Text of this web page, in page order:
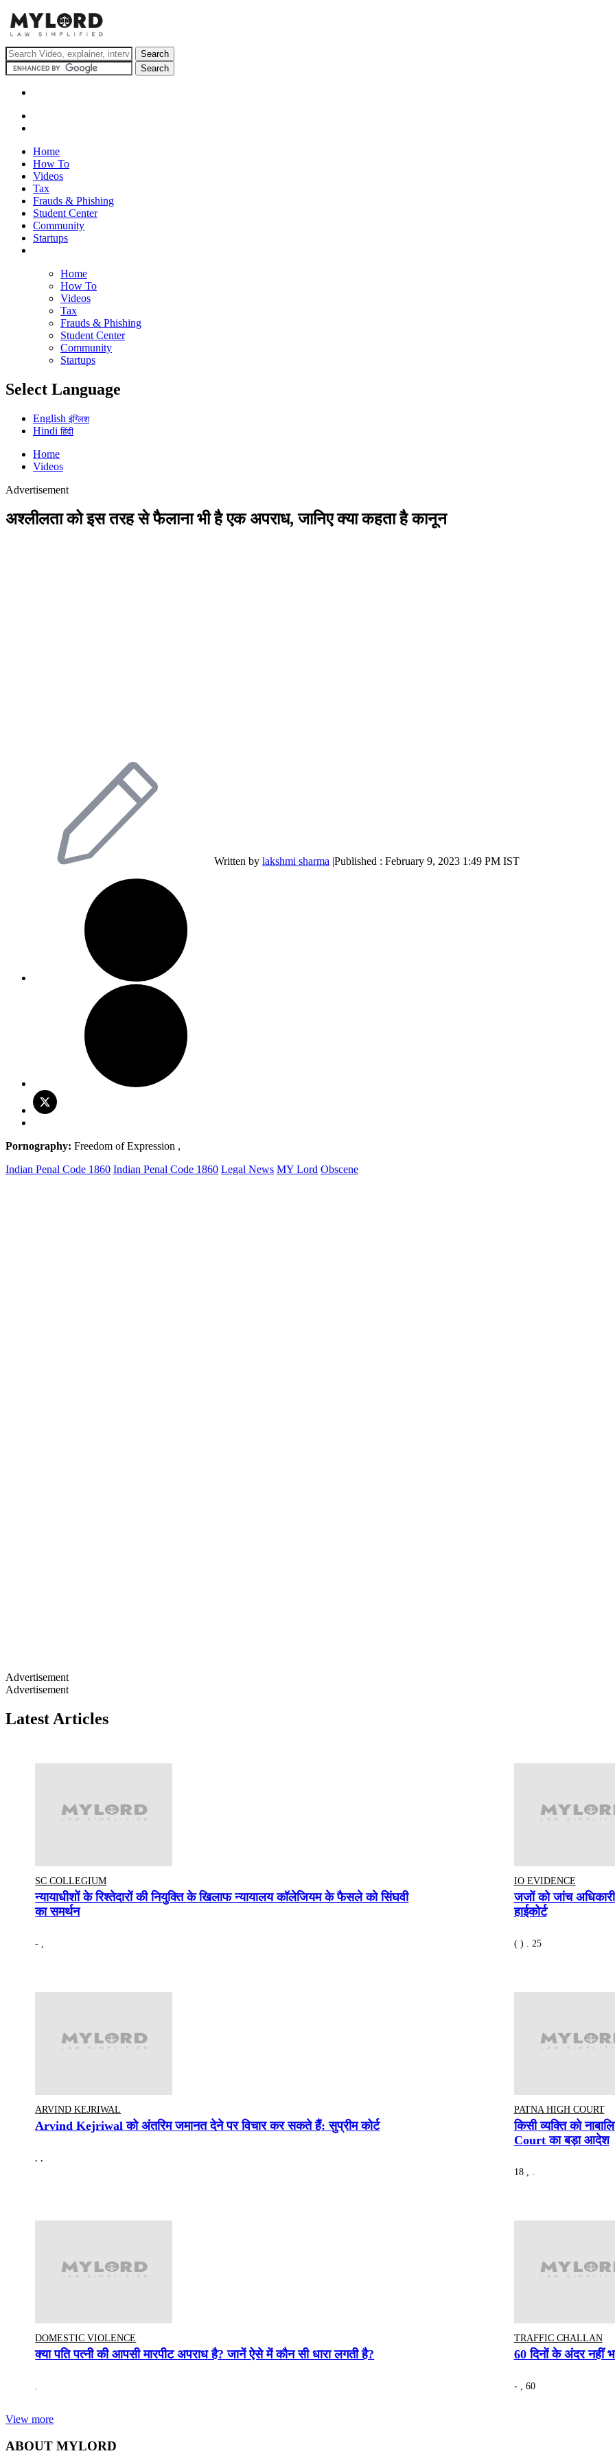
Home
How To
Videos
Tax
Frauds & Phishing
Student Center
Community
Startups
Home
How To
Videos
Tax
Frauds & Phishing
Student Center
Community
Startups
Select Language
Englishइंग्लिश
Hindiहिंदी
Home
Videos
Advertisement
अश्लीलता को इस तरह से फैलाना भी है एक अपराध, जानिए क्या कहता है कानून
Written by lakshmi sharma |Published : February 9, 2023 1:49 PM IST
Pornography: Freedom of Expression ,
Indian Penal Code 1860 Indian Penal Code 1860 Legal News MY Lord Obscene
Advertisement
Advertisement
Latest Articles
SC COLLEGIUM
न्यायाधीशों के रिश्तेदारों की नियुक्ति के खिलाफ न्यायालय कॉलेजियम के फैसले को सिंघवी
का समर्थन
- ,
IO EVIDENCE
जजों को जांच अधिकारी
हाईकोर्ट
( ) . 25
ARVIND KEJRIWAL
Arvind Kejriwal को अंतरिम जमानत देने पर विचार कर सकते हैं: सुप्रीम कोर्ट
, ,
PATNA HIGH COURT
किसी व्यक्ति को
Court का बड़ा आदेश
18 , .
DOMESTIC VIOLENCE
क्या पति पत्नी की आपसी मारपीट अपराध है? जानें ऐसे में कौन सी धारा लगती है?
.
TRAFFIC CHALLAN
60 दिनों के अंदर नहीं
- , 60
View more
ABOUT MYLORD